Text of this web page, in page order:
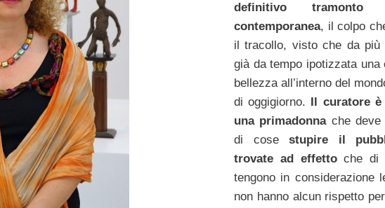
definitivo tramonto
contemporanea, il colpo
il tracollo, visto che da
già da tempo ipotizzata una
bellezza all’interno del
di oggigiorno.
Il curatore
una primadonnache deve
di cosestupire il
trovate ad effettoche di
tengono in considerazione
non hanno alcun rispetto